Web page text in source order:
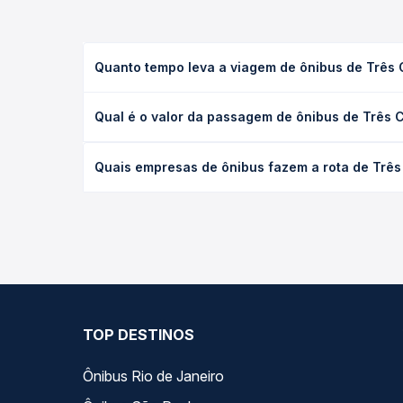
Quanto tempo leva a viagem de ônibus de
executivo ou leito) e as condições de tráfego. Na
Qual é o valor da passagem de ônibus de Três
poltrona e a antecedência da compra. Na Quero
Quais empresas de ônibus fazem a rota de
TOP DESTINOS
Ônibus Rio de Janeiro